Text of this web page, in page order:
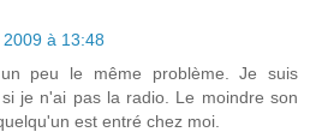
à 13:48
peu le même problème. Je suis
je n'ai pas la radio. Le moindre son
est entré chez moi.